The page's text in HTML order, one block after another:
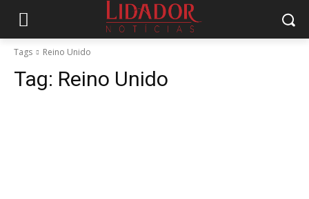
Tags Reino Unido
Tag: Reino Unido